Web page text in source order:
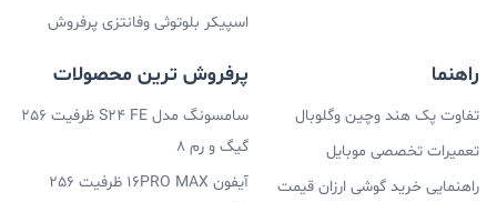
اسپیکر بلوتوثی وفانتزی پرفروش
راهنما
تفاوت پک هند وچین وگلوبال
تعمیرات تخصصی موبایل
راهنمایی خرید گوشی ارزان قیمت
پرفروش ترین محصولات
سامسونگ مدل S24 FE ظرفیت 256
گیگ و رم 8
آیفون 16PRO MAX ظرفیت 256